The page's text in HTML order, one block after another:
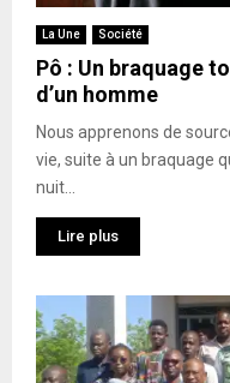
La Une Société
Pô : Un braquage
d’un homme
Nous apprenons de
vie, suite à un braquage
nuit...
Lire plus